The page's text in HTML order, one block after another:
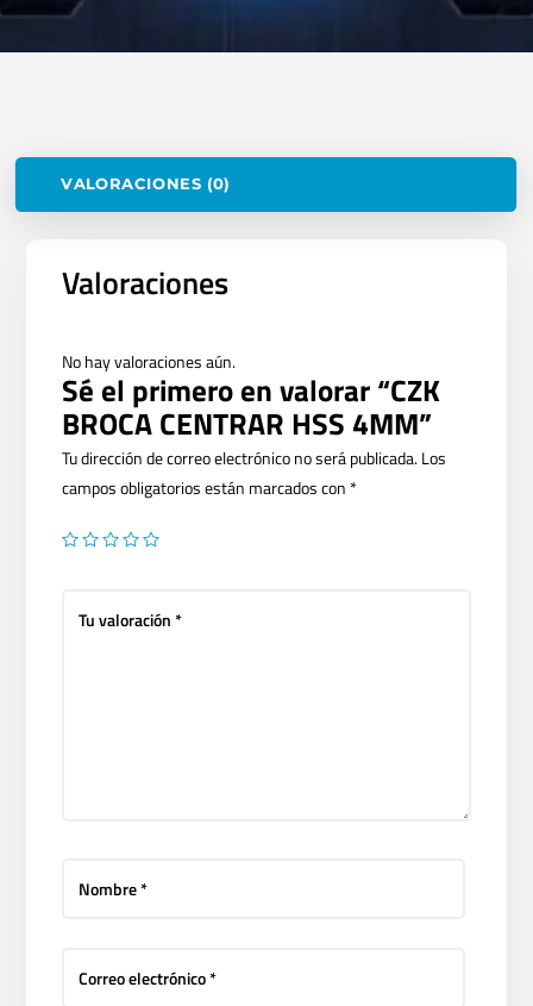
VALORACIONES (0)
Valoraciones
No hay valoraciones aún.
Sé el primero en valorar “CZK
BROCA CENTRAR HSS 4MM”
Tu dirección de correo electrónico no será publicada.Los
campos obligatorios están marcados con *